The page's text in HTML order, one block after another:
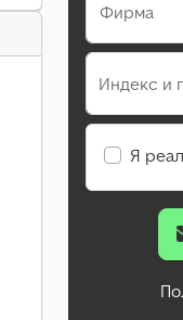
Фирма
Индекс и
Я